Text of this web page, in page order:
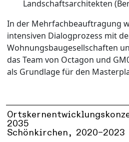
Landschaftsarchitekten
In der Mehrfachbeauftragung
intensiven Dialogprozess mit
Wohnungsbaugesellschaften
das Team von Octagon und
als Grundlage für den
2035
Schönkirchen, 2020–2023